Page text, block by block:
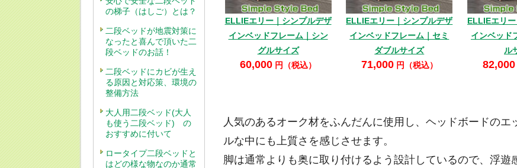
の梯子（はしご）とは？
二段ベッドが地震対策に
なったと喜んで頂いた二
段ベッドのお話！
二段ベッドにカビが生え
る原因と対応策、環境の
整備方法
大人用二段ベッド(大人
も使う二段ベッド) の
おすすめに付いて
ロータイプ二段ベッドと
はどの様な物なのか通常
ELLIEエリー｜シンプルデザ
インベッドフレーム｜シン
グルサイズ
60,000 円（税込）
ELLIEエリー｜シンプルデザ
インベッドフレーム｜セミ
ダブルサイズ
71,000円（税込）
ELLIEエリ
インベッド
ル
82,000
人気のあるオーク材をふんだんに使用し、ヘッドボードの
ルな中にも上質さを感じさせます。
脚は通常よりも奥に取り付けるよう設計しているので、浮遊